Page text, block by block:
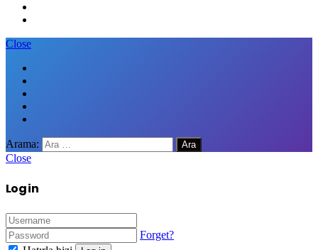
Close
Arama:
Close
Log in
Forget?